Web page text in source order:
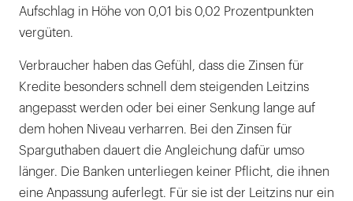
Aufschlag in Höhe von 0,01 bis 0,02 Prozentpunkten
vergüten.
Verbraucher haben das Gefühl, dass die Zinsen für
Kredite besonders schnell dem steigenden Leitzins
angepasst werden oder bei einer Senkung lange auf
dem hohen Niveau verharren. Bei den Zinsen für
Sparguthaben dauert die Angleichung dafür umso
länger. Die Banken unterliegen keiner Pflicht, die ihnen
eine Anpassung auferlegt. Für sie ist der Leitzins nur ein